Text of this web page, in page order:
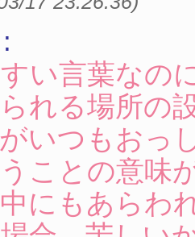
:
い言葉なの
れる場所の
いつもおっ
ことの意味
にもあらわ